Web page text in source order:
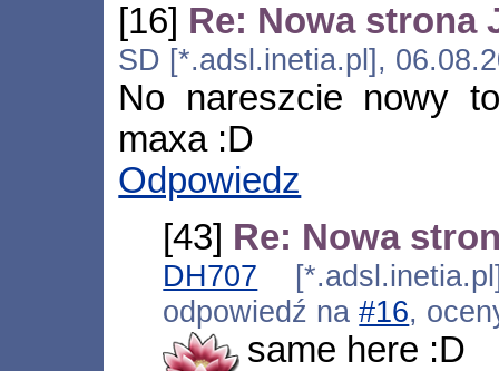
[16] Re: Nowa strona
SD [*.adsl.inetia.pl],
No nareszcie nowy
maxa :D
Odpowiedz
[43] Re: Nowa
DH707
odpowiedź na#16,
same here :D